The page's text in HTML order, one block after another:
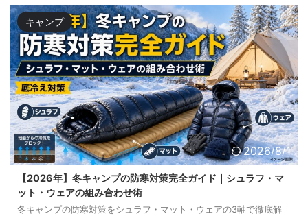
キャンプ
2026/8/1
【2026年】冬キャンプの防寒対策完全ガイド｜シュラフ・マ
ット・ウェアの組み合わせ術
冬キャンプの防寒対策をシュラフ・マット・ウェアの3軸で徹底解